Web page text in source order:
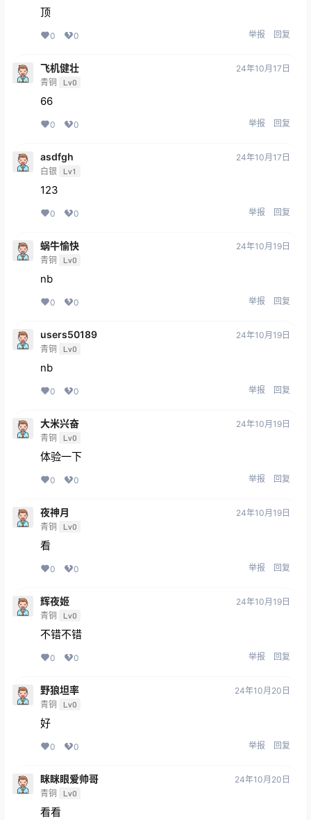
顶
0 0 举报 回复
飞机健壮
青铜 Lv0
24年10月17日
66
0 0 举报 回复
asdfgh
白银 Lv1
24年10月17日
123
0 0 举报 回复
蜗牛愉快
青铜 Lv0
24年10月19日
nb
0 0 举报 回复
users50189
青铜 Lv0
24年10月19日
nb
0 0 举报 回复
大米兴奋
青铜 Lv0
24年10月19日
体验一下
0 0 举报 回复
夜神月
青铜 Lv0
24年10月19日
看
0 0 举报 回复
辉夜姬
青铜 Lv0
24年10月19日
不错不错
0 0 举报 回复
野狼坦率
青铜 Lv0
24年10月20日
好
0 0 举报 回复
眯眯眼爱帅哥
青铜 Lv0
24年10月20日
看看